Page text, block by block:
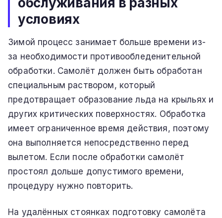
условиях
Зимой процесс занимает больше времени из-
за необходимости противообледенительной
обработки. Самолёт должен быть обработан
специальным раствором, который
предотвращает образование льда на крыльях и
других критических поверхностях. Обработка
имеет ограниченное время действия, поэтому
она выполняется непосредственно перед
вылетом. Если после обработки самолёт
простоял дольше допустимого времени,
процедуру нужно повторить.
На удалённых стоянках подготовку самолёта